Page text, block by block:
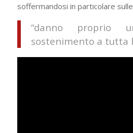
soffermandosi in particolare
“danno proprio
sostenimento a tutta